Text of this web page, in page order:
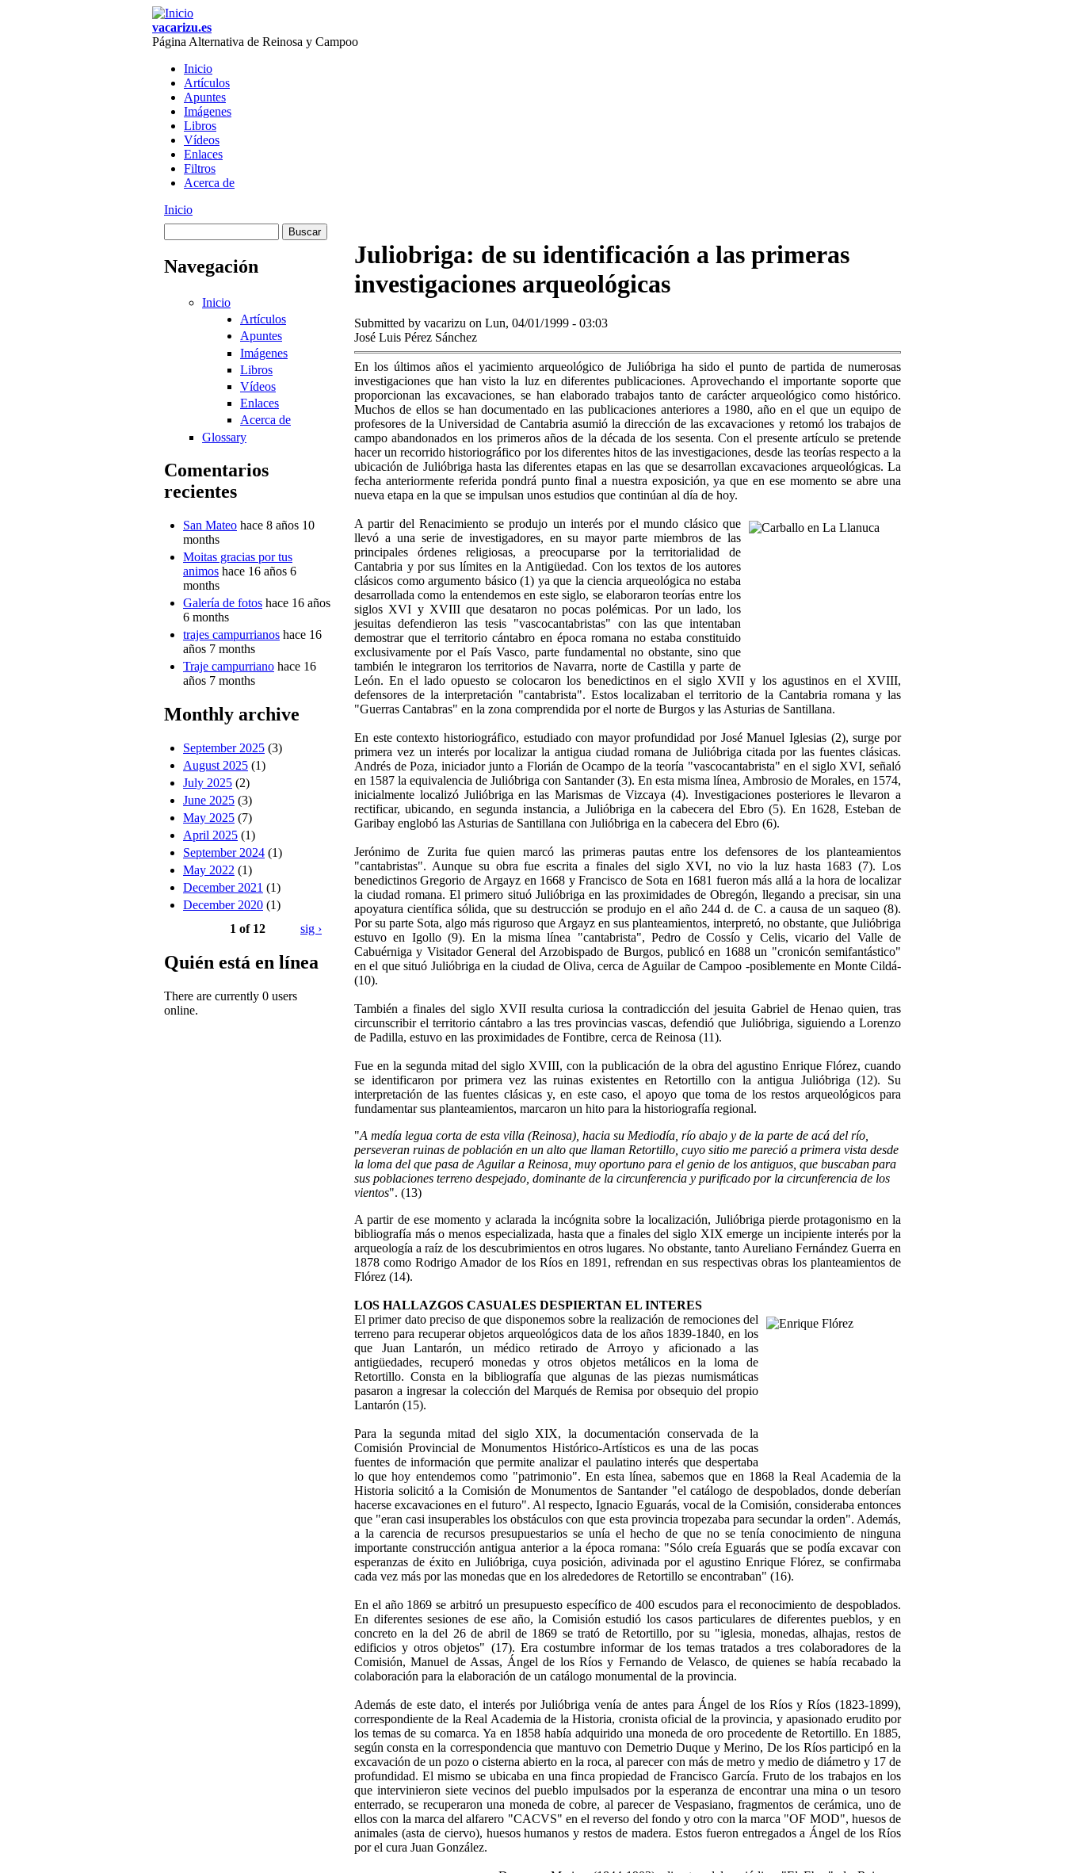
vacarizu.es
Página Alternativa de Reinosa y Campoo
Main menu
Inicio
Artículos
Apuntes
Imágenes
Libros
Vídeos
Enlaces
Filtros
Acerca de
You are here
Inicio
búsqueda
Navegación
Inicio
Artículos
Apuntes
Imágenes
Libros
Vídeos
Enlaces
Acerca de
Glossary
Comentarios
recientes
San Mateo hace 8 años 10
months
Moitas gracias por tus
animos hace 16 años 6
months
Galería de fotos hace 16 años
6 months
trajes campurrianos hace 16
años 7 months
Traje campurriano hace 16
años 7 months
Monthly archive
September 2025 (3)
August 2025 (1)
July 2025 (2)
June 2025 (3)
May 2025 (7)
April 2025 (1)
September 2024 (1)
May 2022 (1)
December 2021 (1)
December 2020 (1)
1 of 12
sig ›
Quién está en línea
There are currently 0 users
online.
Juliobriga: de su identificación a las primeras
investigaciones arqueológicas
Submitted by vacarizu on Lun, 04/01/1999 - 03:03
José Luis Pérez Sánchez
En los últimos años el yacimiento arqueológico de Julióbriga ha sido el punto de partida de numerosas
investigaciones que han visto la luz en diferentes publicaciones. Aprovechando el importante soporte que
proporcionan las excavaciones, se han elaborado trabajos tanto de carácter arqueológico como histórico.
Muchos de ellos se han documentado en las publicaciones anteriores a 1980, año en el que un equipo de
profesores de la Universidad de Cantabria asumió la dirección de las excavaciones y retomó los trabajos de
campo abandonados en los primeros años de la década de los sesenta. Con el presente artículo se pretende
hacer un recorrido historiográfico por los diferentes hitos de las investigaciones, desde las teorías respecto a la
ubicación de Julióbriga hasta las diferentes etapas en las que se desarrollan excavaciones arqueológicas. La
fecha anteriormente referida pondrá punto final a nuestra exposición, ya que en ese momento se abre una
nueva etapa en la que se impulsan unos estudios que continúan al día de hoy.
A partir del Renacimiento se produjo un interés por el mundo clásico que
llevó a una serie de investigadores, en su mayor parte miembros de las
principales órdenes religiosas, a preocuparse por la territorialidad de
Cantabria y por sus límites en la Antigüedad. Con los textos de los autores
clásicos como argumento básico (1) ya que la ciencia arqueológica no estaba
desarrollada como la entendemos en este siglo, se elaboraron teorías entre los
siglos XVI y XVIII que desataron no pocas polémicas. Por un lado, los
jesuitas defendieron las tesis "vascocantabristas" con las que intentaban
demostrar que el territorio cántabro en época romana no estaba constituido
exclusivamente por el País Vasco, parte fundamental no obstante, sino que
también le integraron los territorios de Navarra, norte de Castilla y parte de
León. En el lado opuesto se colocaron los benedictinos en el siglo XVII y los agustinos en el XVIII,
defensores de la interpretación "cantabrista". Estos localizaban el territorio de la Cantabria romana y las
"Guerras Cantabras" en la zona comprendida por el norte de Burgos y las Asturias de Santillana.
En este contexto historiográfico, estudiado con mayor profundidad por José Manuel Iglesias (2), surge por
primera vez un interés por localizar la antigua ciudad romana de Julióbriga citada por las fuentes clásicas.
Andrés de Poza, iniciador junto a Florián de Ocampo de la teoría "vascocantabrista" en el siglo XVI, señaló
en 1587 la equivalencia de Julióbriga con Santander (3). En esta misma línea, Ambrosio de Morales, en 1574,
inicialmente localizó Julióbriga en las Marismas de Vizcaya (4). Investigaciones posteriores le llevaron a
rectificar, ubicando, en segunda instancia, a Julióbriga en la cabecera del Ebro (5). En 1628, Esteban de
Garibay englobó las Asturias de Santillana con Julióbriga en la cabecera del Ebro (6).
Jerónimo de Zurita fue quien marcó las primeras pautas entre los defensores de los planteamientos
"cantabristas". Aunque su obra fue escrita a finales del siglo XVI, no vio la luz hasta 1683 (7). Los
benedictinos Gregorio de Argayz en 1668 y Francisco de Sota en 1681 fueron más allá a la hora de localizar
la ciudad romana. El primero situó Julióbriga en las proximidades de Obregón, llegando a precisar, sin una
apoyatura científica sólida, que su destrucción se produjo en el año 244 d. de C. a causa de un saqueo (8).
Por su parte Sota, algo más riguroso que Argayz en sus planteamientos, interpretó, no obstante, que Julióbriga
estuvo en Igollo (9). En la misma línea "cantabrista", Pedro de Cossío y Celis, vicario del Valle de
Cabuérniga y Visitador General del Arzobispado de Burgos, publicó en 1688 un "cronicón semifantástico"
en el que situó Julióbriga en la ciudad de Oliva, cerca de Aguilar de Campoo -posiblemente en Monte Cildá-
(10).
También a finales del siglo XVII resulta curiosa la contradicción del jesuita Gabriel de Henao quien, tras
circunscribir el territorio cántabro a las tres provincias vascas, defendió que Julióbriga, siguiendo a Lorenzo
de Padilla, estuvo en las proximidades de Fontibre, cerca de Reinosa (11).
Fue en la segunda mitad del siglo XVIII, con la publicación de la obra del agustino Enrique Flórez, cuando
se identificaron por primera vez las ruinas existentes en Retortillo con la antigua Julióbriga (12). Su
interpretación de las fuentes clásicas y, en este caso, el apoyo que toma de los restos arqueológicos para
fundamentar sus planteamientos, marcaron un hito para la historiografía regional.
"A medía legua corta de esta villa (Reinosa), hacia su Mediodía, río abajo y de la parte de acá del río,
perseveran ruinas de población en un alto que llaman Retortillo, cuyo sitio me pareció a primera vista desde
la loma del que pasa de Aguilar a Reinosa, muy oportuno para el genio de los antiguos, que buscaban para
sus poblaciones terreno despejado, dominante de la circunferencia y purificado por la circunferencia de los
vientos". (13)
A partir de ese momento y aclarada la incógnita sobre la localización, Julióbriga pierde protagonismo en la
bibliografía más o menos especializada, hasta que a finales del siglo XIX emerge un incipiente interés por la
arqueología a raíz de los descubrimientos en otros lugares. No obstante, tanto Aureliano Fernández Guerra en
1878 como Rodrigo Amador de los Ríos en 1891, refrendan en sus respectivas obras los planteamientos de
Flórez (14).
LOS HALLAZGOS CASUALES DESPIERTAN EL INTERES
El primer dato preciso de que disponemos sobre la realización de remociones del
terreno para recuperar objetos arqueológicos data de los años 1839-1840, en los
que Juan Lantarón, un médico retirado de Arroyo y aficionado a las
antigüedades, recuperó monedas y otros objetos metálicos en la loma de
Retortillo. Consta en la bibliografía que algunas de las piezas numismáticas
pasaron a ingresar la colección del Marqués de Remisa por obsequio del propio
Lantarón (15).
Para la segunda mitad del siglo XIX, la documentación conservada de la
Comisión Provincial de Monumentos Histórico-Artísticos es una de las pocas
fuentes de información que permite analizar el paulatino interés que despertaba
lo que hoy entendemos como "patrimonio". En esta línea, sabemos que en 1868 la Real Academia de la
Historia solicitó a la Comisión de Monumentos de Santander "el catálogo de despoblados, donde deberían
hacerse excavaciones en el futuro". Al respecto, Ignacio Eguarás, vocal de la Comisión, consideraba entonces
que "eran casi insuperables los obstáculos con que esta provincia tropezaba para secundar la orden". Además,
a la carencia de recursos presupuestarios se unía el hecho de que no se tenía conocimiento de ninguna
importante construcción antigua anterior a la época romana: "Sólo creía Eguarás que se podía excavar con
esperanzas de éxito en Julióbriga, cuya posición, adivinada por el agustino Enrique Flórez, se confirmaba
cada vez más por las monedas que en los alrededores de Retortillo se encontraban" (16).
En el año 1869 se arbitró un presupuesto específico de 400 escudos para el reconocimiento de despoblados.
En diferentes sesiones de ese año, la Comisión estudió los casos particulares de diferentes pueblos, y en
concreto en la del 26 de abril de 1869 se trató de Retortillo, por su "iglesia, monedas, alhajas, restos de
edificios y otros objetos" (17). Era costumbre informar de los temas tratados a tres colaboradores de la
Comisión, Manuel de Assas, Ángel de los Ríos y Fernando de Velasco, de quienes se había recabado la
colaboración para la elaboración de un catálogo monumental de la provincia.
Además de este dato, el interés por Julióbriga venía de antes para Ángel de los Ríos y Ríos (1823-1899),
correspondiente de la Real Academia de la Historia, cronista oficial de la provincia, y apasionado erudito por
los temas de su comarca. Ya en 1858 había adquirido una moneda de oro procedente de Retortillo. En 1885,
según consta en la correspondencia que mantuvo con Demetrio Duque y Merino, De los Ríos participó en la
excavación de un pozo o cisterna abierto en la roca, al parecer con más de metro y medio de diámetro y 17 de
profundidad. El mismo se ubicaba en una finca propiedad de Francisco García. Fruto de los trabajos en los
que intervinieron siete vecinos del pueblo impulsados por la esperanza de encontrar una mina o un tesoro
enterrado, se recuperaron una moneda de cobre, al parecer de Vespasiano, fragmentos de cerámica, uno de
ellos con la marca del alfarero "CACVS" en el reverso del fondo y otro con la marca "OF MOD", huesos de
animales (asta de ciervo), huesos humanos y restos de madera. Estos fueron entregados a Ángel de los Ríos
por el cura Juan González.